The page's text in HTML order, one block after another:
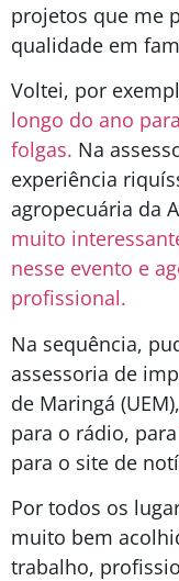
projetos que me
qualidade em
Voltei, por
longo do ano
folgas. Na
experiência
agropecuária da
muito
nesse evento e
profissional.
Na sequência,
assessoria de
de Maringá
para o rádio, para
para o site de
Por todos os
muito bem
trabalho,